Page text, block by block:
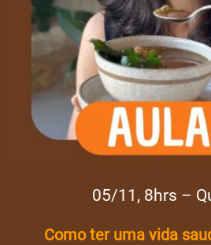
05/11, 8hrs –
Como ter uma vida